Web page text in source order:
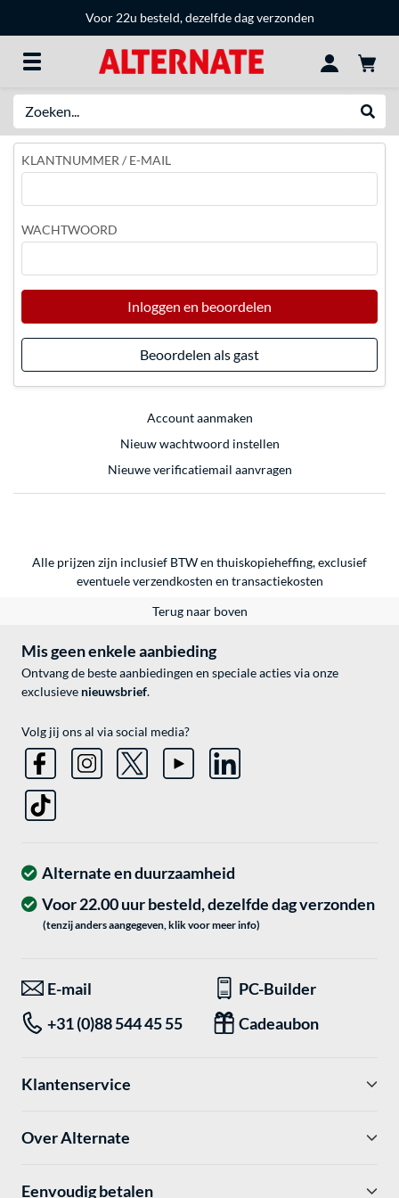
Voor 22u besteld, dezelfde dag verzonden
KLANTNUMMER / E-MAIL
WACHTWOORD
Inloggen en beoordelen
Beoordelen als gast
Account aanmaken
Nieuw wachtwoord instellen
Nieuwe verificatiemail aanvragen
Alle prijzen zijn inclusief BTW en thuiskopieheffing, exclusief
eventueleverzendkosten en transactiekosten
Terug naar boven
Mis geen enkele aanbieding
Ontvang de beste aanbiedingen en speciale acties via onze
exclusieve nieuwsbrief.
Volg jij ons al via social media?
Alternate en duurzaamheid
Voor 22.00 uur besteld, dezelfde dag verzonden
(tenzij anders aangegeven, klik voor meer info)
E-mail
PC-Builder
+31 (0)88 544 45 55
Cadeaubon
Klantenservice
Over Alternate
Eenvoudig betalen